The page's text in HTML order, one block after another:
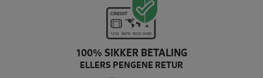
100% SIKKER BETALING
ELLERS PENGENE RETUR